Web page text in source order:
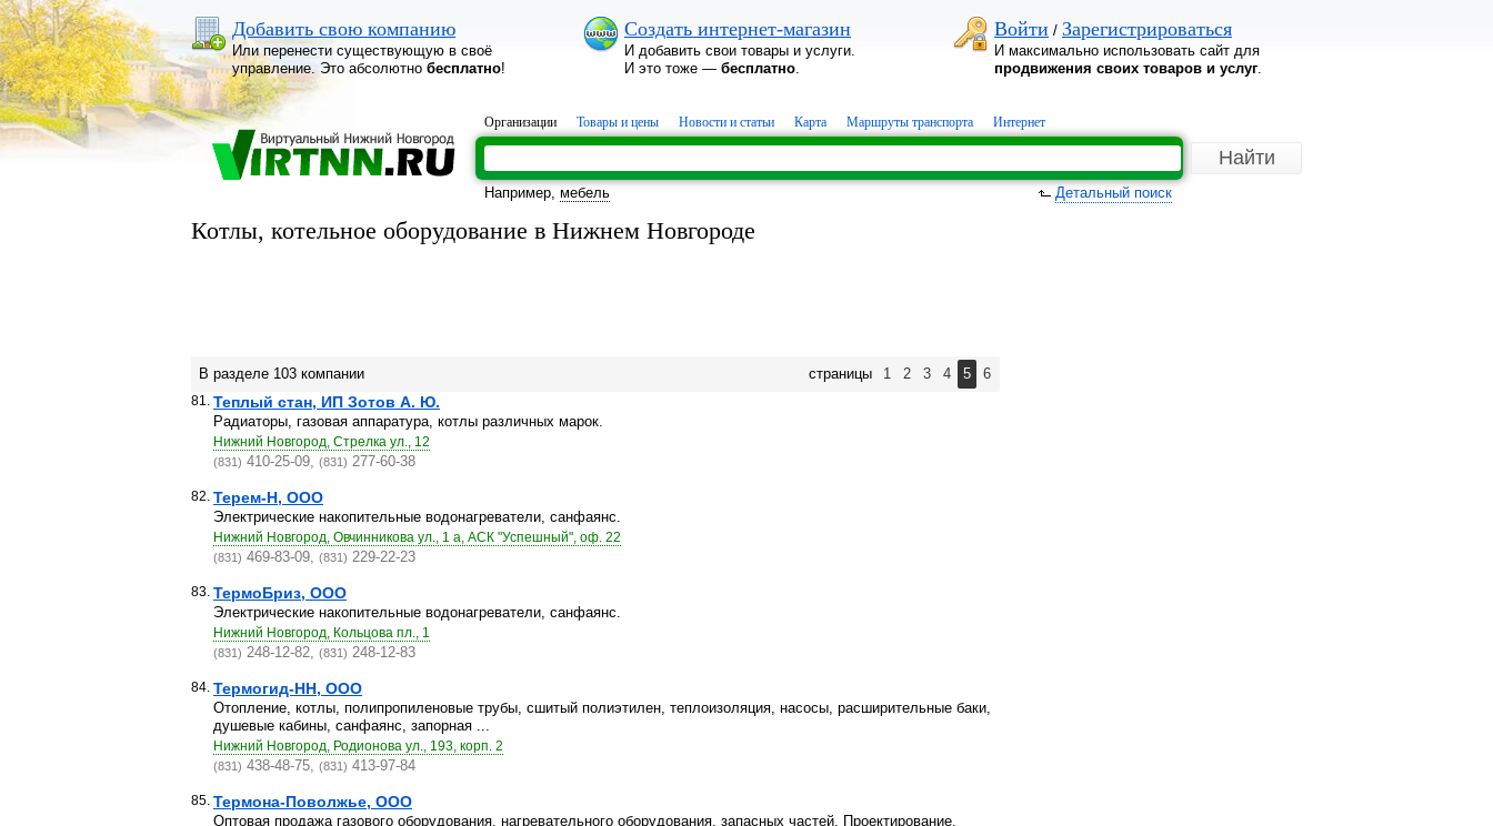
Добавить свою компанию
Или перенести существующую в своё
управление. Это абсолютно бесплатно!
Создать интернет-магазин
И добавить свои товары и услуги.
И это тоже — бесплатно.
Войти / Зарегистрироваться
И максимально использовать сайт для
продвижения своих товаров и услуг.
Организации Товары и цены Новости и статьи Карта Маршруты транспорта Интернет
Например, мебель Детальный поиск
Котлы, котельное оборудование в Нижнем Новгороде
В разделе 103 компании страницы 1 2 3 4 5 6
81. Теплый стан, ИП Зотов А. Ю.
Радиаторы, газовая аппаратура, котлы различных марок.
Нижний Новгород, Стрелка ул., 12
(831) 410-25-09, (831) 277-60-38
82. Терем-Н, ООО
Электрические накопительные водонагреватели, санфаянс.
Нижний Новгород, Овчинникова ул., 1 а, АСК "Успешный", оф. 22
(831) 469-83-09, (831) 229-22-23
83. ТермоБриз, ООО
Электрические накопительные водонагреватели, санфаянс.
Нижний Новгород, Кольцова пл., 1
(831) 248-12-82, (831) 248-12-83
84. Термогид-НН, ООО
Отопление, котлы, полипропиленовые трубы, сшитый полиэтилен, теплоизоляция, насосы, расширительные баки,
душевые кабины, санфаянс, запорная ...
Нижний Новгород, Родионова ул., 193, корп. 2
(831) 438-48-75, (831) 413-97-84
85. Термона-Поволжье, ООО
Оптовая продажа газового оборудования, нагревательного оборудования, запасных частей. Проектирование,